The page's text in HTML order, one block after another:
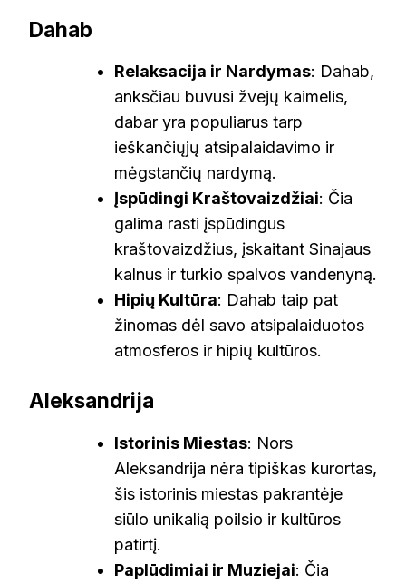
Dahab
Relaksacija ir Nardymas: Dahab,
anksčiau buvusi žvejų kaimelis,
dabar yra populiarus tarp
ieškančiųjų atsipalaidavimo ir
mėgstančių nardymą.
Įspūdingi Kraštovaizdžiai: Čia
galima rasti įspūdingus
kraštovaizdžius, įskaitant Sinajaus
kalnus ir turkio spalvos vandenyną.
Hipių Kultūra: Dahab taip pat
žinomas dėl savo atsipalaiduotos
atmosferos ir hipių kultūros.
Aleksandrija
Istorinis Miestas: Nors
Aleksandrija nėra tipiškas kurortas,
šis istorinis miestas pakrantėje
siūlo unikalią poilsio ir kultūros
patirtį.
Paplūdimiai ir Muziejai: Čia